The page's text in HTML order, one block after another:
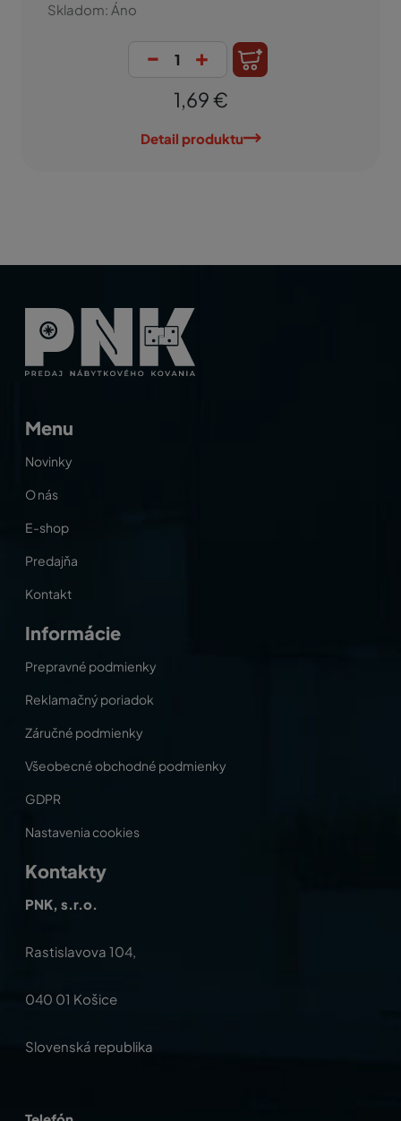
Skladom: Áno
- +
1,69 €
Detail produktu
Menu
Novinky
O nás
E-shop
Predajňa
Kontakt
Informácie
Prepravné podmienky
Reklamačný poriadok
Záručné podmienky
Všeobecné obchodné podmienky
GDPR
Nastavenia cookies
Kontakty
PNK, s.r.o.
Rastislavova 104,
040 01 Košice
Slovenská republika